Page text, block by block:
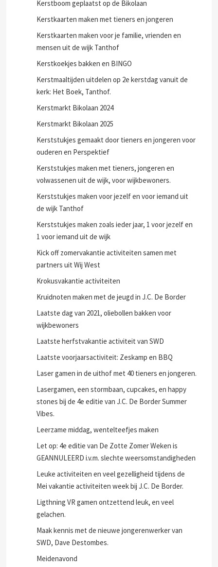
Kerstboom geplaatst op de Bikolaan
Kerstkaarten maken met tieners en jongeren
Kerstkaarten maken voor je familie, vrienden en
mensen uit de wijk Tanthof
Kerstkoekjes bakken en BINGO
Kerstmaaltijden uitdelen op 2e kerstdag vanuit de
kerk: Het Boek, Tanthof.
Kerstmarkt Bikolaan 2024
Kerstmarkt Bikolaan 2025
Kerststukjes gemaakt door tieners en jongeren voor
ouderen en Perspektief
Kerststukjes maken met tieners, jongeren en
volwassenen uit de wijk, voor wijkbewoners.
Kerststukjes maken voor jezelf en voor iemand uit
de wijk Tanthof
Kerststukjes maken zoals ieder jaar, 1 voor jezelf en
1 voor iemand uit de wijk
Kick off zomervakantie activiteiten samen met
partners uit Wij West
Krokusvakantie activiteiten
Kruidnoten maken met de jeugd in J.C. De Border
Laatste dag van 2021, oliebollen bakken voor
wijkbewoners
Laatste herfstvakantie activiteit van SWD
Laatste voorjaarsactiviteit: Zeskamp en BBQ
Laser gamen in de uithof met 40 tieners en jongeren.
Lasergamen, een stormbaan, cupcakes, en happy
stones bij de 4e editie van J.C. De Border Summer
Vibes.
Leerzame middag, wentelteefjes maken
Let op: 4e editie van De Zotte Zomer Weken is
GEANNULEERD i.v.m. slechte weersomstandigheden
Leuke activiteiten en veel gezelligheid tijdens de
Mei vakantie activiteiten week bij J.C. De Border.
Ligthning VR gamen ontzettend leuk, en veel
gelachen.
Maak kennis met de nieuwe jongerenwerker van
SWD, Dave Destombes.
Meidenavond